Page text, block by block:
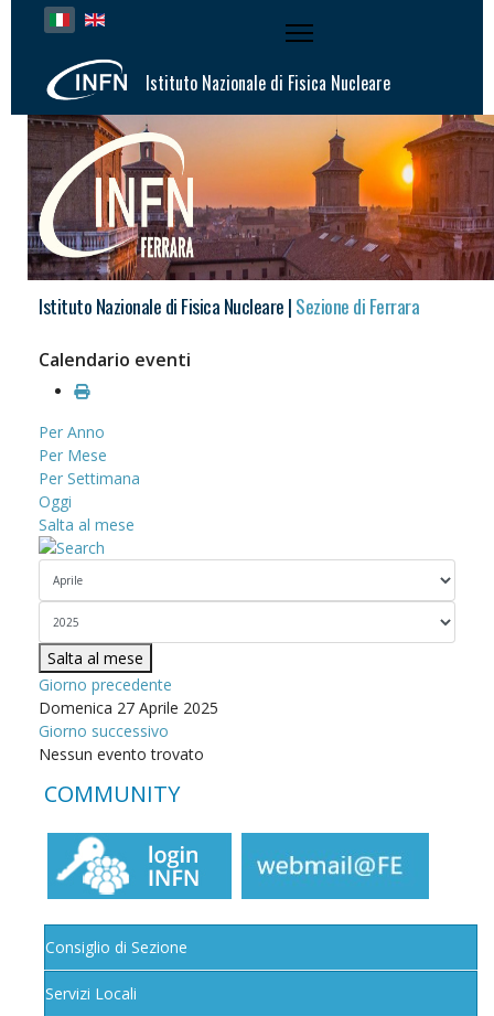
Seleziona la tua lingua
Istituto Nazionale di Fisica Nucleare
Istituto Nazionale di Fisica Nucleare |Sezione di Ferrara
Calendario eventi
Per Anno
Per Mese
Per Settimana
Oggi
Salta al mese
Salta al mese
Giorno precedente
Domenica 27 Aprile 2025
Giorno successivo
Nessun evento trovato
COMMUNITY
Consiglio di Sezione
Servizi Locali